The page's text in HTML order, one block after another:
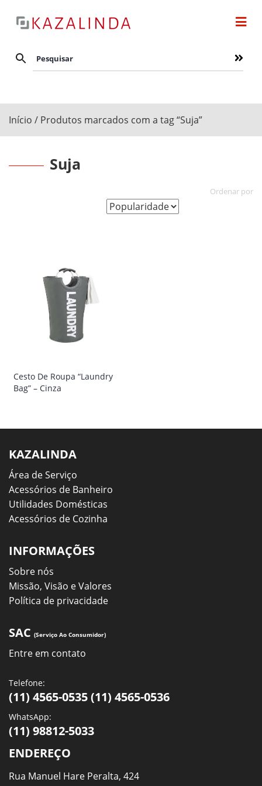
Início / Produtos marcados com a tag “Suja”
Suja
Cesto De Roupa “Laundry
Bag” – Cinza
KAZALINDA
Área de Serviço
Acessórios de Banheiro
Utilidades Domésticas
Acessórios de Cozinha
INFORMAÇÕES
Sobre nós
Missão, Visão e Valores
Política de privacidade
SAC (Serviço Ao Consumidor)
Entre em contato
Telefone:
(11) 4565-0535 (11) 4565-0536
WhatsApp:
(11) 98812-5033
ENDEREÇO
Rua Manuel Hare Peralta, 424